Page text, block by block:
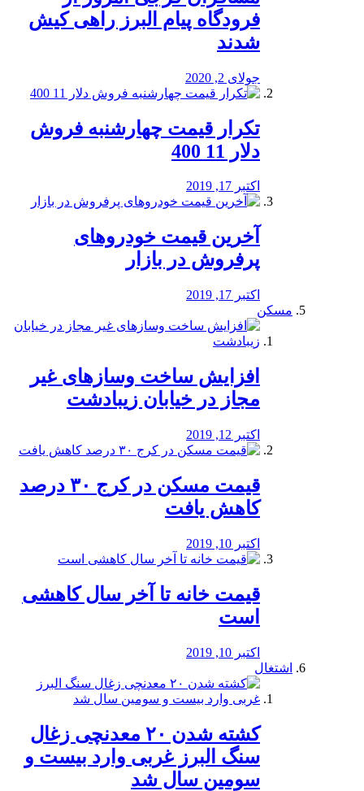
فرودگاه پیام البرز راهی کیش
شدند
جولای 2, 2020
تکرار قیمت چهارشنبه فروش
دلار 11 400
اکتبر 17, 2019
آخرین قیمت خودرو‌های
پرفروش در بازار
اکتبر 17, 2019
مسکن
افزایش ساخت وسازهای غیر
مجاز در خیابان زیبادشت
اکتبر 12, 2019
️قیمت مسکن در کرج ۳۰ درصد
کاهش یافت
اکتبر 10, 2019
قیمت خانه تا آخر سال کاهشی
است
اکتبر 10, 2019
اشتغال
کشته شدن ۲۰ معدنچی زغال
سنگ البرز غربی وارد بیست و
سومین سال شد